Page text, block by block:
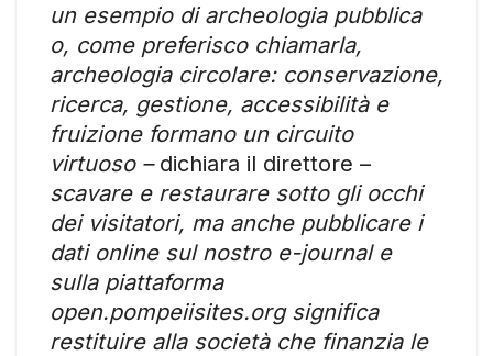
un esempio di archeologia pubblica
o, come preferisco chiamarla,
archeologia circolare: conservazione,
ricerca, gestione, accessibilità e
fruizione formano un circuito
virtuoso – dichiara il direttore –
scavare e restaurare sotto gli occhi
dei visitatori, ma anche pubblicare i
dati online sul nostro e-journal e
sulla piattaforma
open.pompeiisites.org significa
restituire alla società che finanzia le